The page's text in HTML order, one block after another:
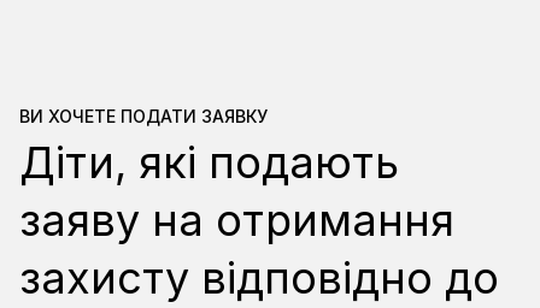
Ви хочете подати
ВИ ХОЧЕТЕ ПОДАТИ ЗАЯВКУ
Діти, які подають
заяву на отримання
захисту відповідно до